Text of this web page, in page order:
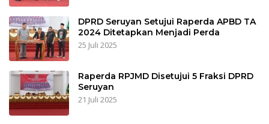
DPRD Seruyan Setujui Raperda APBD TA
2024 Ditetapkan Menjadi Perda
25 Juli 2025
Raperda RPJMD Disetujui 5 Fraksi DPRD
Seruyan
21 Juli 2025